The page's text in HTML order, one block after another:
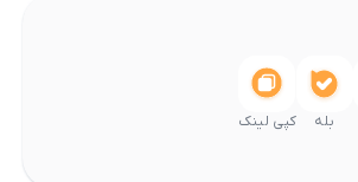
بله کپی لینک